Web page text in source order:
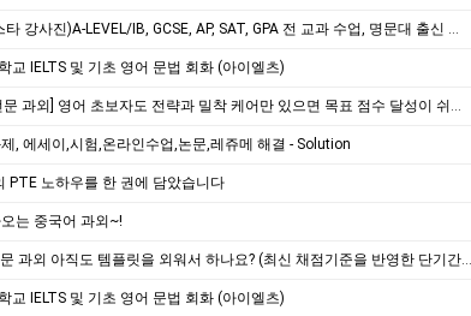
사진)A-LEVEL/IB, GCSE, AP, SAT, GPA 전 교과 수업, 명문대 출신 강사진, 대치동 소재 INSPIRICA ACADEMY
교 IELTS 및 기초 영어 문법 회화 (아이엘츠)
문 과외] 영어 초보자도 전략과 밀착 케어만 있으면 목표 점수 달성이 쉬워집니다.
, 에세이,시험,온라인수업,논문,레쥬메 해결 - Solution
PTE 노하우를 한 권에 담았습니다
는 중국어 과외~!
과외 아직도 템플릿을 외워서 하나요? (최신 채점기준을 반영한 단기간 고득점 전략은?)
교 IELTS 및 기초 영어 문법 회화 (아이엘츠)